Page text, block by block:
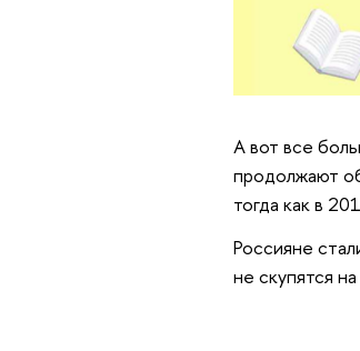
А вот все
продолжают
тогда как в
Россияне
не скупятся